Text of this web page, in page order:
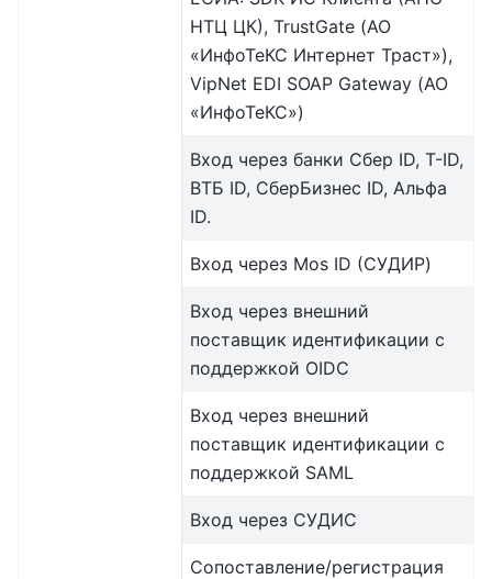
НТЦ ЦК), TrustGate (АО
«ИнфоТеКС Интернет Траст»),
VipNet EDI SOAP Gateway (АО
«ИнфоТеКС»)
Вход через банки Сбер ID, T-ID,
ВТБ ID, СберБизнес ID, Альфа
ID.
Вход через Mos ID (СУДИР)
Вход через внешний
поставщик идентификации с
поддержкой OIDC
Вход через внешний
поставщик идентификации с
поддержкой SAML
Вход через СУДИС
Сопоставление/регистрация